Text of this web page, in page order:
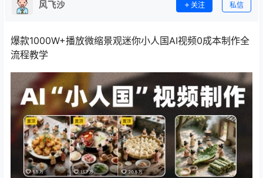
风飞沙 关注 私信
爆款1000W+播放微缩景观迷你小人国AI视频0成本制作全
流程教学